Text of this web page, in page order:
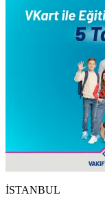
İSTANBUL